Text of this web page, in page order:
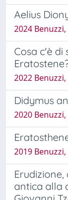
Aelius
2024
Cosa c'è
2022
Didymus
2020 Benuzzi,
2019
antica alla